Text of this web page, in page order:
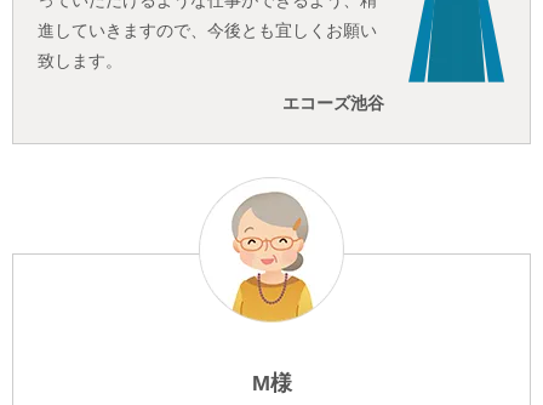
進していきますので、今後とも宜しくお願い
致します。
エコーズ池谷
M様